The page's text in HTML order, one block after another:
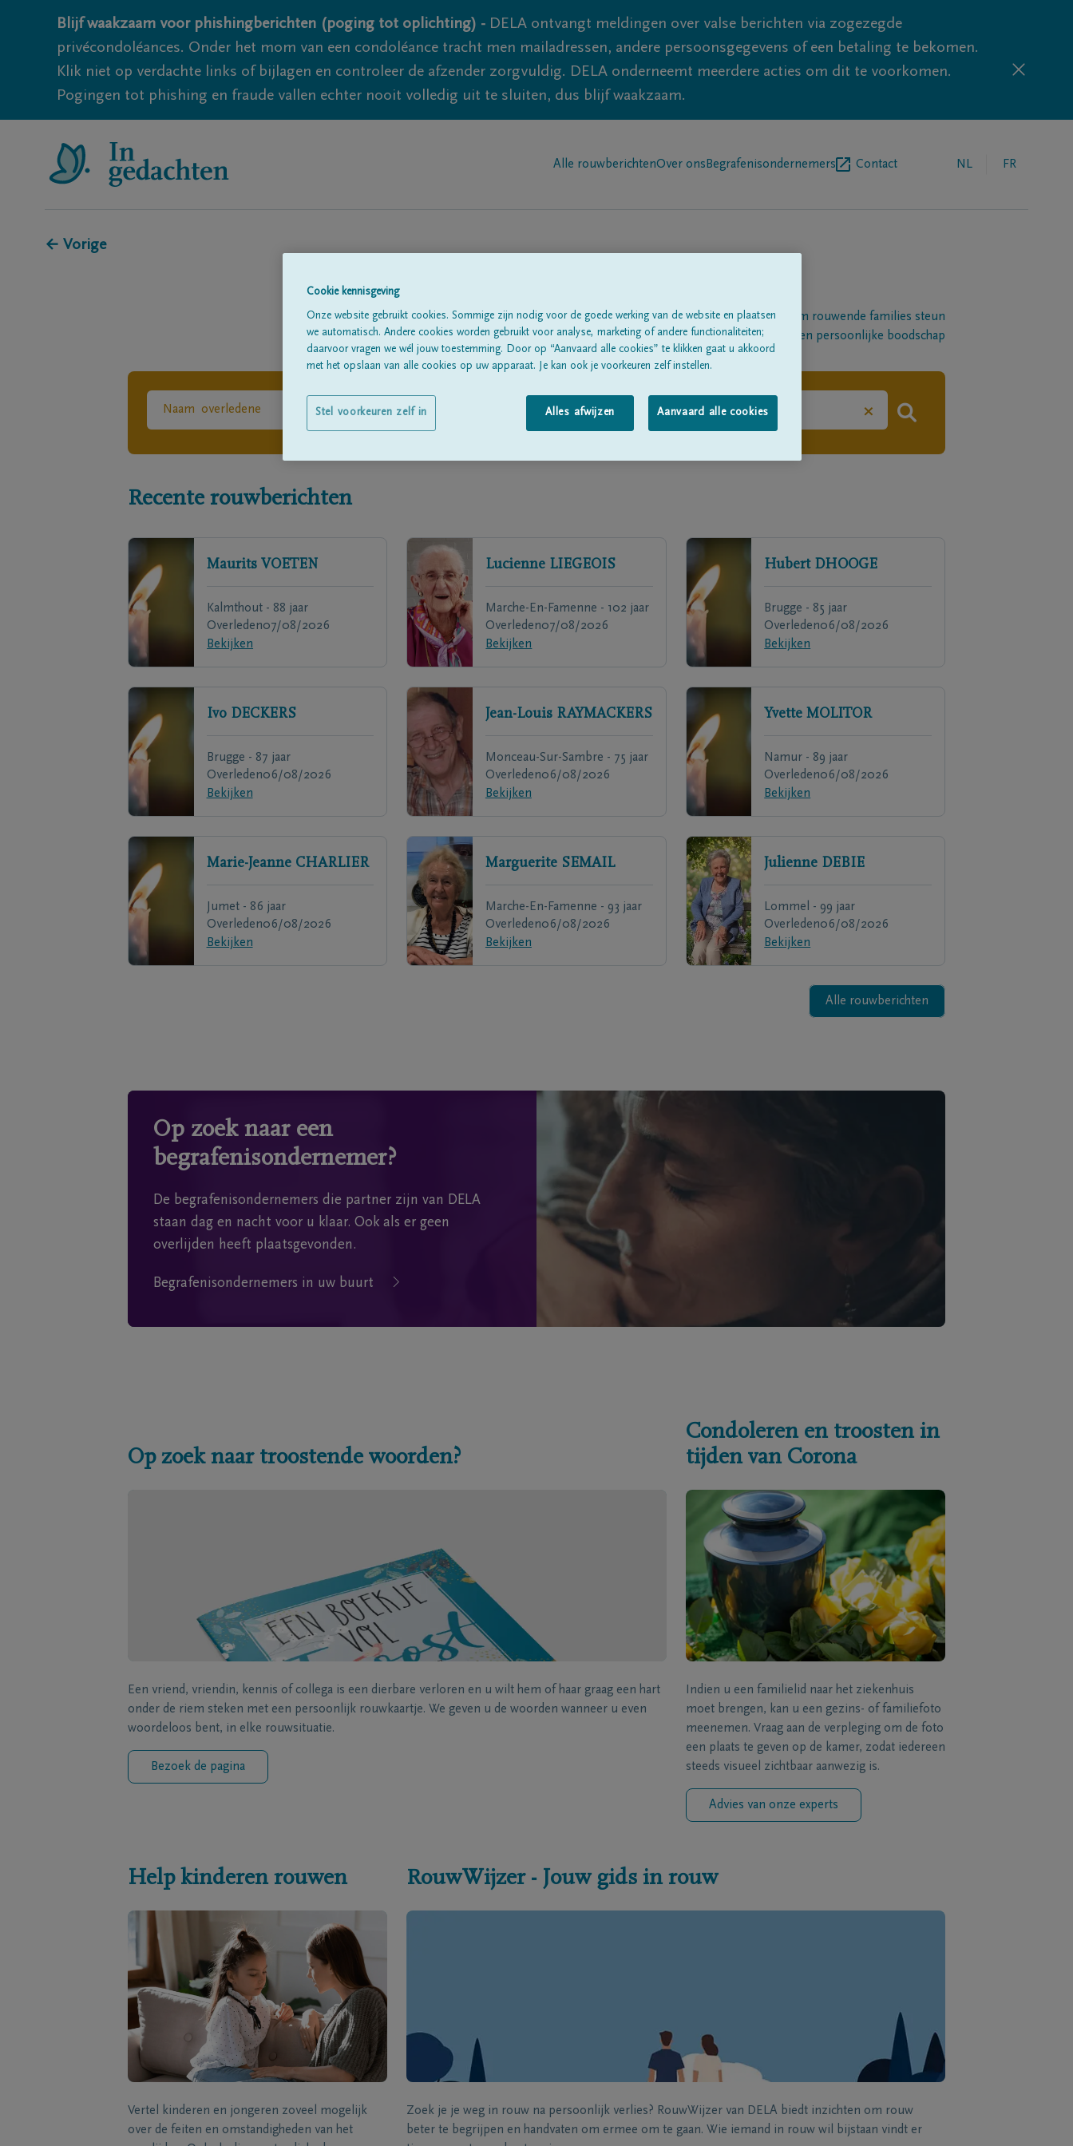
Blijf waakzaam voor phishingberichten (poging tot oplichting) - DELA ontvangt meldingen over valse berichten via zogezegde
privécondoléances. Onder het mom van een condoléance tracht men mailadressen, andere persoonsgegevens of een betaling te bekomen.
Klik niet op verdachte links of bijlagen en controleer de afzender zorgvuldig. DELA onderneemt meerdere acties om dit te voorkomen.
Pogingen tot phishing en fraude vallen echter nooit volledig uit te sluiten, dus blijf waakzaam.
Alle rouwberichtenOver ons Begrafenisondernemers Contact NL FR
← Vorige
Een platform om rouwende families steun
te betuigen met een persoonlijke boodschap
×
Recente rouwberichten
Maurits VOETEN
Kalmthout - 88 jaar
Overleden07/08/2026
Bekijken
Lucienne LIEGEOIS
Marche-En-Famenne - 102 jaar
Overleden07/08/2026
Bekijken
Hubert DHOOGE
Brugge - 85 jaar
Overleden06/08/2026
Bekijken
Ivo DECKERS
Brugge - 87 jaar
Overleden06/08/2026
Bekijken
Jean-Louis RAYMACKERS
Monceau-Sur-Sambre - 75 jaar
Overleden06/08/2026
Bekijken
Yvette MOLITOR
Namur - 89 jaar
Overleden06/08/2026
Bekijken
Marie-Jeanne CHARLIER
Jumet - 86 jaar
Overleden06/08/2026
Bekijken
Marguerite SEMAIL
Marche-En-Famenne - 93 jaar
Overleden06/08/2026
Bekijken
Julienne DEBIE
Lommel - 99 jaar
Overleden06/08/2026
Bekijken
Alle rouwberichten
Op zoek naar een
begrafenisondernemer?
De begrafenisondernemers die partner zijn van DELA
staan dag en nacht voor u klaar. Ook als er geen
overlijden heeft plaatsgevonden.
Begrafenisondernemers in uw buurt
Op zoek naar troostende woorden?
Een vriend, vriendin, kennis of collega is een dierbare verloren en u wilt hem of haar graag een hart
onder de riem steken met een persoonlijk rouwkaartje. We geven u de woorden wanneer u even
woordeloos bent, in elke rouwsituatie.
Bezoek de pagina
Condoleren en troosten in
tijden van Corona
Indien u een familielid naar het ziekenhuis
moet brengen, kan u een gezins- of familiefoto
meenemen. Vraag aan de verpleging om de foto
een plaats te geven op de kamer, zodat iedereen
steeds visueel zichtbaar aanwezig is.
Advies van onze experts
Help kinderen rouwen
Vertel kinderen en jongeren zoveel mogelijk
over de feiten en omstandigheden van het
RouwWijzer - Jouw gids in rouw
Zoek je je weg in rouw na persoonlijk verlies? RouwWijzer van DELA biedt inzichten om rouw
beter te begrijpen en handvaten om ermee om te gaan. Wie iemand in rouw wil bijstaan vindt er
Cookie kennisgeving
Onze website gebruikt cookies. Sommige zijn nodig voor de goede werking van de website en plaatsen
we automatisch. Andere cookies worden gebruikt voor analyse, marketing of andere functionaliteiten;
daarvoor vragen we wél jouw toestemming. Door op “Aanvaard alle cookies” te klikken gaat u akkoord
met het opslaan van alle cookies op uw apparaat. Je kan ook je voorkeuren zelf instellen.
Alles afwijzen Aanvaard alle cookies
Stel voorkeuren zelf in